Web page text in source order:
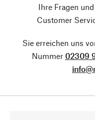
Ihre Fragen
Customer
Sie erreichen uns
Nummer 02309